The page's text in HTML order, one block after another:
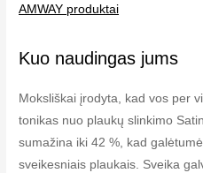
AMWAY produktai
Kuo naudingas jums
Moksliškai įrodyta, kad vos per
tonikas nuo plaukų slinkimo
sumažina iki 42 %, kad
sveikesniais plaukais. Sveika